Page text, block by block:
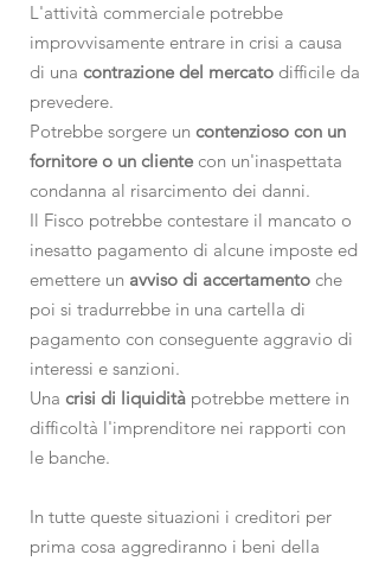
L'attività commerciale potrebbe
improvvisamente entrare in crisi a causa
di una contrazione del mercato difficile da
prevedere.
Potrebbe sorgere un contenzioso con un
fornitore o un cliente con un'inaspettata
condanna al risarcimento dei danni.
Il Fisco potrebbe contestare il mancato o
inesatto pagamento di alcune imposte ed
emettere un avviso di accertamento che
poi si tradurrebbe in una cartella di
pagamento con conseguente aggravio di
interessi e sanzioni.
Una crisi di liquidità potrebbe mettere in
difficoltà l'imprenditore nei rapporti con
le banche.
In tutte queste situazioni i creditori per
prima cosa aggrediranno i beni della